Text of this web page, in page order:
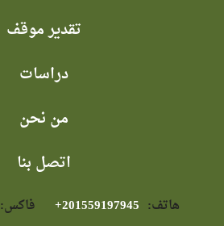
تقدير موقف
دراسات
من نحن
اتصل بنا
هاتف: فاكس: